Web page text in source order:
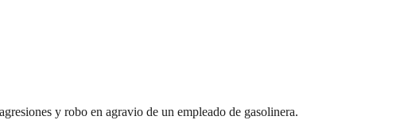
y robo en agravio de un empleado de gasolinera.